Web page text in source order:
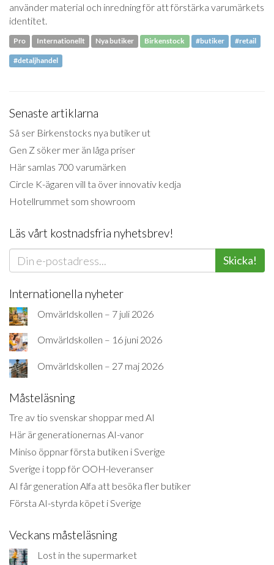
använder material och inredning för att förstärka varumärkets
identitet.
Pro Internationellt Nya butiker Birkenstock #butiker #retail
#detaljhandel
Senaste artiklarna
Så ser Birkenstocks nya butiker ut
Gen Z söker mer än låga priser
Här samlas 700 varumärken
Circle K-ägaren vill ta över innovativ kedja
Hotellrummet som showroom
Läs vårt kostnadsfria nyhetsbrev!
Skicka!
Internationella nyheter
Omvärldskollen – 7 juli 2026
Omvärldskollen – 16 juni 2026
Omvärldskollen – 27 maj 2026
Måsteläsning
Tre av tio svenskar shoppar med AI
Här är generationernas AI-vanor
Miniso öppnar första butiken i Sverige
Sverige i topp för OOH-leveranser
AI får generation Alfa att besöka fler butiker
Första AI-styrda köpet i Sverige
Veckans måsteläsning
Lost in the supermarket